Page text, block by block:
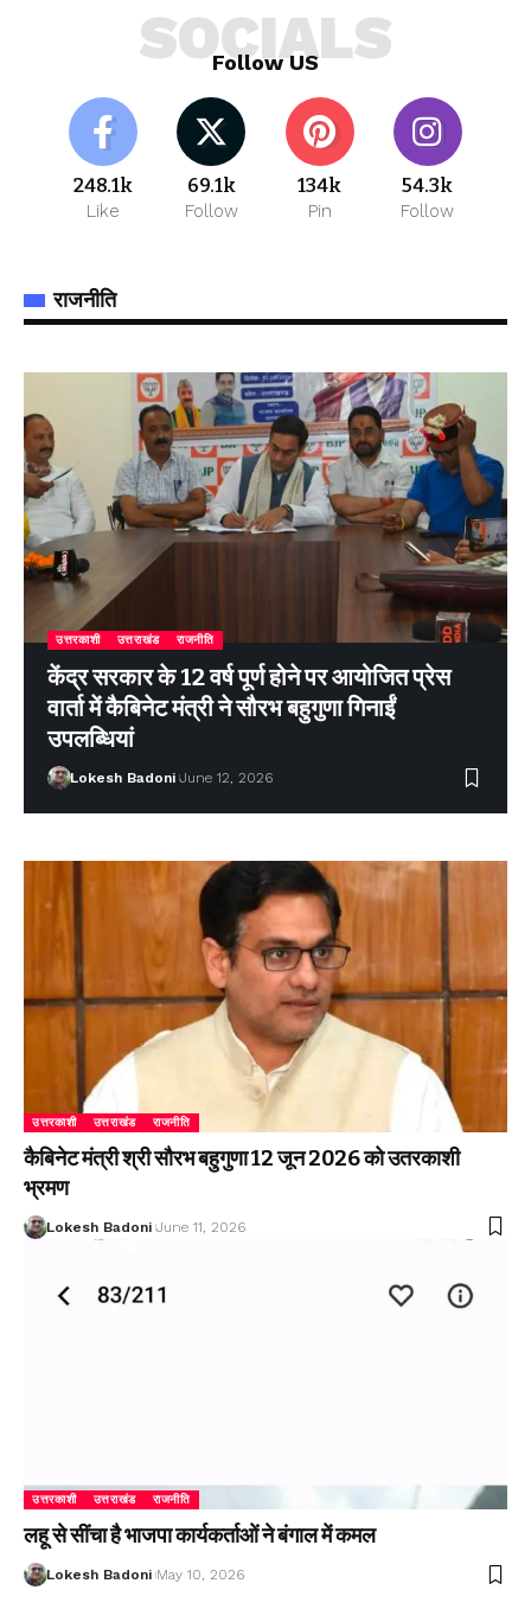
Follow US
SOCIALS
248.1k
Like
69.1k
Follow
134k
Pin
54.3k
Follow
राजनीति
उत्तरकाशी उत्तराखंड राजनीति
केंद्र सरकार के 12 वर्ष पूर्ण होने पर आयोजित प्रेस
वार्ता में कैबिनेट मंत्री ने सौरभ बहुगुणा गिनाईं
उपलब्धियां
Lokesh Badoni June 12, 2026
उत्तरकाशी उत्तराखंड राजनीति
कैबिनेट मंत्री श्री सौरभ बहुगुणा 12 जून 2026 को उतरकाशी
भ्रमण
Lokesh Badoni June 11, 2026
उत्तरकाशी उत्तराखंड राजनीति
लहू से सींचा है भाजपा कार्यकर्ताओं ने बंगाल में कमल
Lokesh Badoni May 10, 2026